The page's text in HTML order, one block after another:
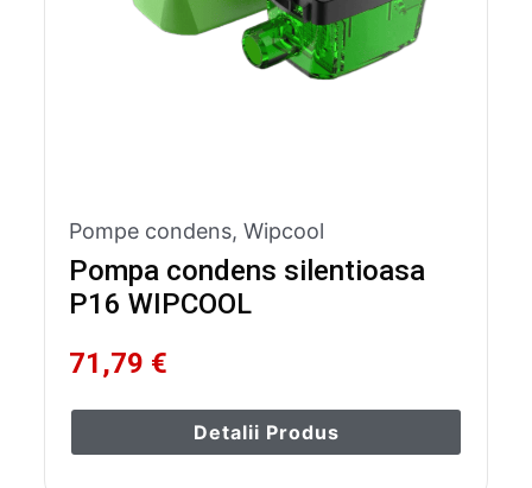
Pompe condens,Wipcool
Pompa condens silentioasa
P16 WIPCOOL
71,79 €
Detalii Produs